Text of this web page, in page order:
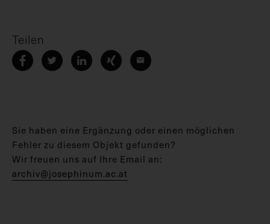
Teilen
Sie haben eine Ergänzung oder einen möglichen
Fehler zu diesem Objekt gefunden?
Wir freuen uns auf Ihre Email an:
archiv@josephinum.ac.at